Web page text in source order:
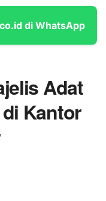
di WhatsApp
Adat
Kantor